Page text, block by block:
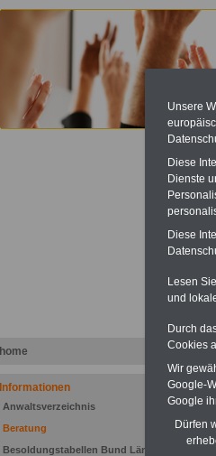
home
Informationen
Anwaltsverzeichnis
Beratung
Besoldungstabellen Bund Länder
.
Hier
Unsere
Diese
Dienste
Diese
Lesen
und
Durch
Cookies
Wir
Google-
Google
Dürfen